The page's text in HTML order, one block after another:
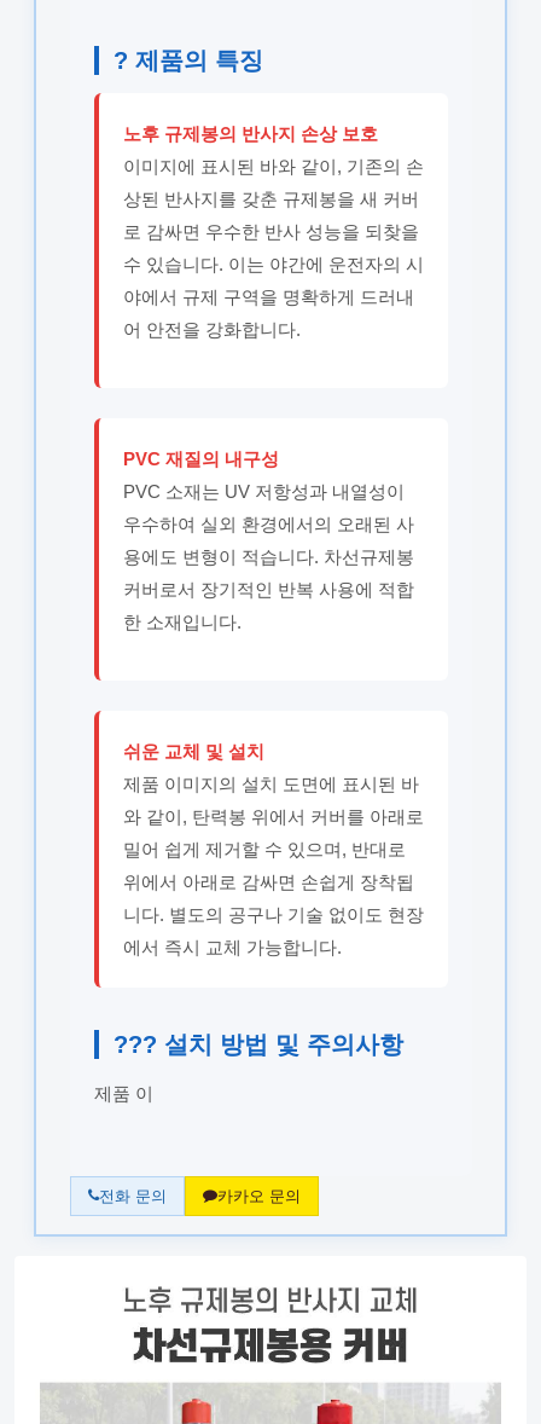
? 제품의 특징
노후 규제봉의 반사지 손상 보호
이미지에 표시된 바와 같이, 기존의 손
상된 반사지를 갖춘 규제봉을 새 커버
로 감싸면 우수한 반사 성능을 되찾을
수 있습니다. 이는 야간에 운전자의 시
야에서 규제 구역을 명확하게 드러내
어 안전을 강화합니다.
PVC 재질의 내구성
PVC 소재는 UV 저항성과 내열성이
우수하여 실외 환경에서의 오래된 사
용에도 변형이 적습니다. 차선규제봉
커버로서 장기적인 반복 사용에 적합
한 소재입니다.
쉬운 교체 및 설치
제품 이미지의 설치 도면에 표시된 바
와 같이, 탄력봉 위에서 커버를 아래로
밀어 쉽게 제거할 수 있으며, 반대로
위에서 아래로 감싸면 손쉽게 장착됩
니다. 별도의 공구나 기술 없이도 현장
에서 즉시 교체 가능합니다.
??? 설치 방법 및 주의사항
제품 이
전화 문의 카카오 문의